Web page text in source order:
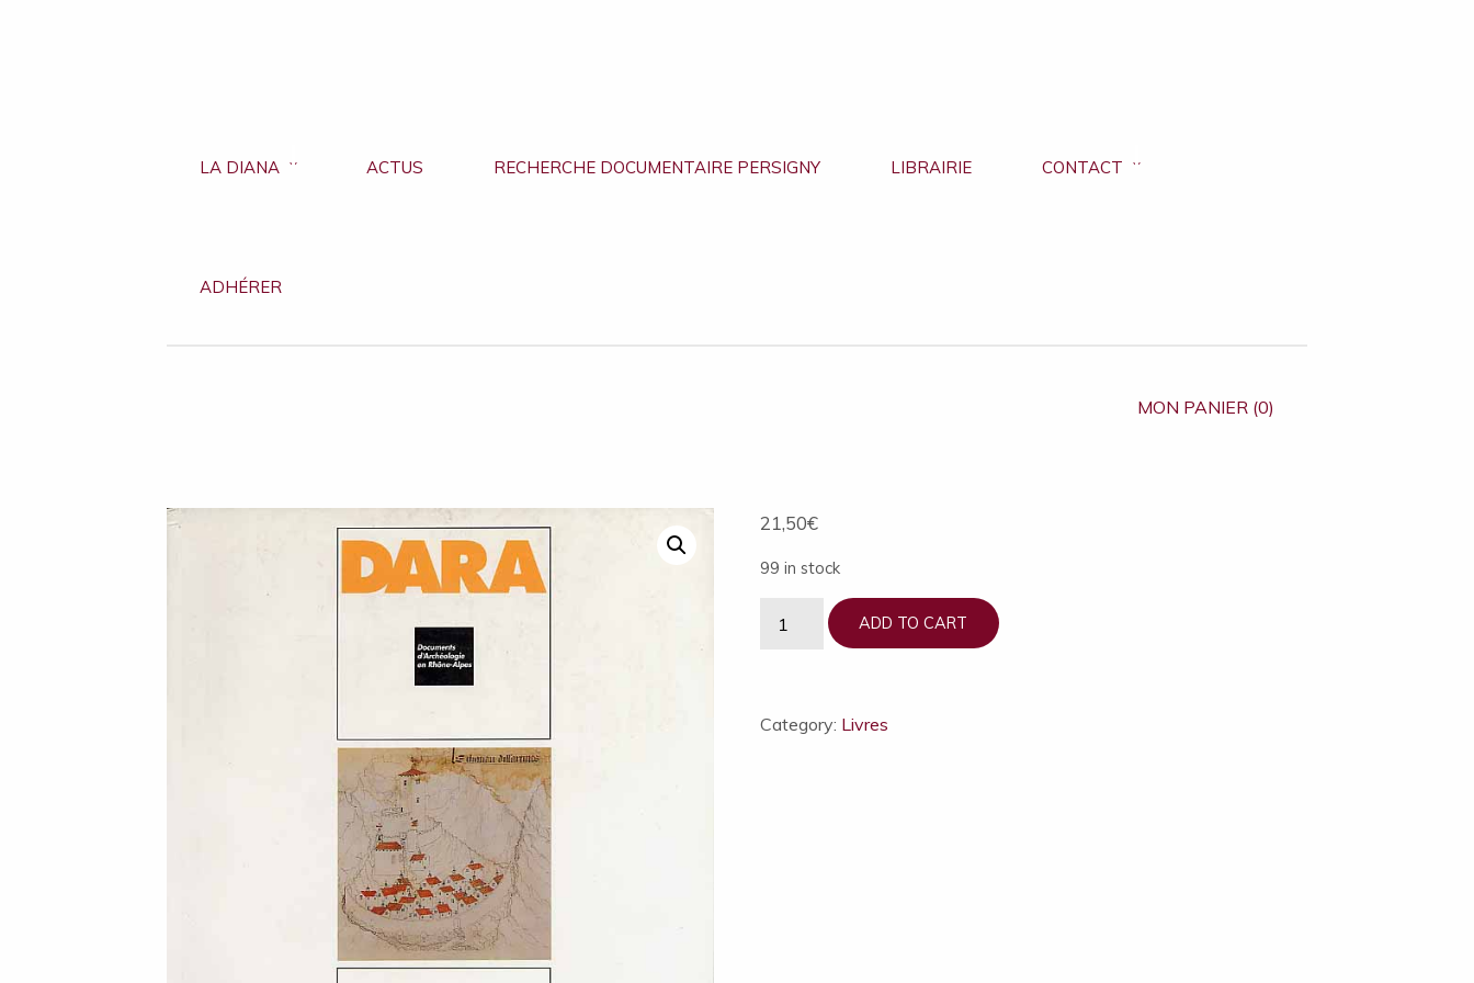
LA DIANA ACTUS RECHERCHE DOCUMENTAIRE PERSIGNY LIBRAIRIE CONTACT
ADHÉRER
MON PANIER (0)
21,50€
99 in stock
n°8
d'Essertines
ADD TO CART
Category: Livres